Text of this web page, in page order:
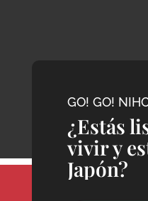
GO! GO!
¿Estás
vivir y
Japón?